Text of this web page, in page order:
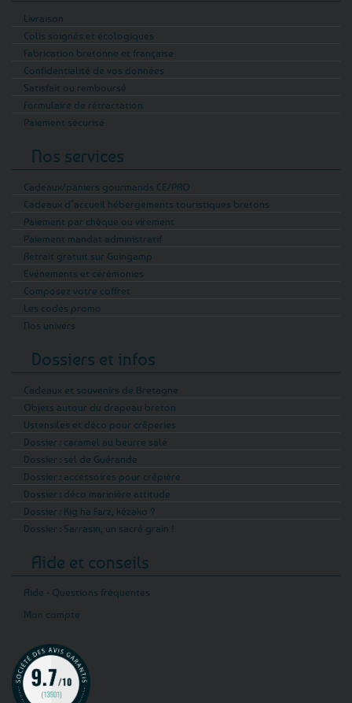
Livraison
Colis soignés et écologiques
Fabrication bretonne et française
Confidentialité de vos données
Satisfait ou remboursé
Formulaire de rétractation
Paiement sécurisé
Nos services
Cadeaux/paniers gourmands CE/PRO
Cadeaux d’accueil hébergements touristiques bretons
Paiement par chèque ou virement
Paiement mandat administratif
Retrait gratuit sur Guingamp
Evénements et cérémonies
Composez votre coffret
Les codes promo
Nos univers
Dossiers et infos
Cadeaux et souvenirs de Bretagne
Objets autour du drapeau breton
Ustensiles et déco pour crêperies
Dossier : caramel au beurre salé
Dossier : sel de Guérande
Dossier : accessoires pour crêpière
Dossier : déco marinière attitude
Dossier : Kig ha Farz, kézako ?
Dossier : Sarrasin, un sacré grain !
Aide et conseils
Aide - Questions fréquentes
Mon compte